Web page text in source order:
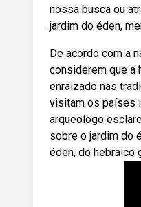
nossa busca ou
jardim do éden,
De acordo com a
considerem que a
enraizado nas
visitam os países
arqueólogo
sobre o jardim do
éden, do hebraico